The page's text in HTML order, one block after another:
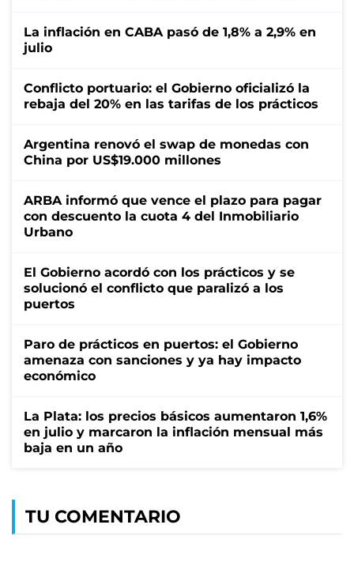
La inflación en CABA pasó de 1,8% a 2,9% en
julio
Conflicto portuario: el Gobierno oficializó la
rebaja del 20% en las tarifas de los prácticos
Argentina renovó el swap de monedas con
China por US$19.000 millones
ARBA informó que vence el plazo para pagar
con descuento la cuota 4 del Inmobiliario
Urbano
El Gobierno acordó con los prácticos y se
solucionó el conflicto que paralizó a los
puertos
Paro de prácticos en puertos: el Gobierno
amenaza con sanciones y ya hay impacto
económico
La Plata: los precios básicos aumentaron 1,6%
en julio y marcaron la inflación mensual más
baja en un año
TU COMENTARIO